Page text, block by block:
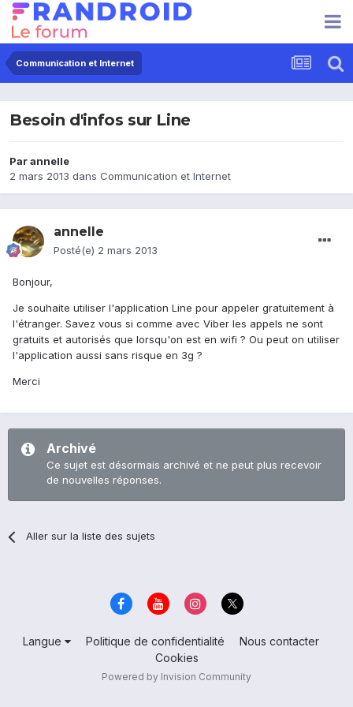
Communication et Internet
Besoin d'infos sur Line
Parannelle
2 mars 2013 dans Communication et Internet
annelle
Posté(e) 2 mars 2013
Bonjour,
Je souhaite utiliser l'application Line pour appeler gratuitement à
l'étranger. Savez vous si comme avec Viber les appels ne sont
gratuits et autorisés que lorsqu'on est en wifi ? Ou peut on utiliser
l'application aussi sans risque en 3g ?
Merci
Archivé
Ce sujet est désormais archivé et ne peut plus recevoir
de nouvelles réponses.
Aller sur la liste des sujets
Langue Politique de confidentialité
Nous contacter
Cookies
Powered by Invision Community